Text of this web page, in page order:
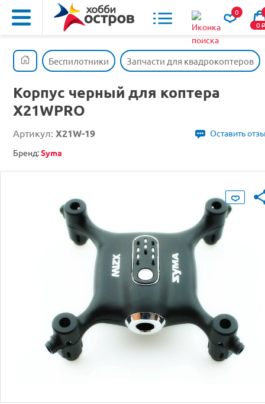
0
0o
Беспилотники Запчасти для квадрокоптеров
Корпус черный для коптера
X21WPRO
Артикул: X21W-19
Оставить
Бренд:Syma